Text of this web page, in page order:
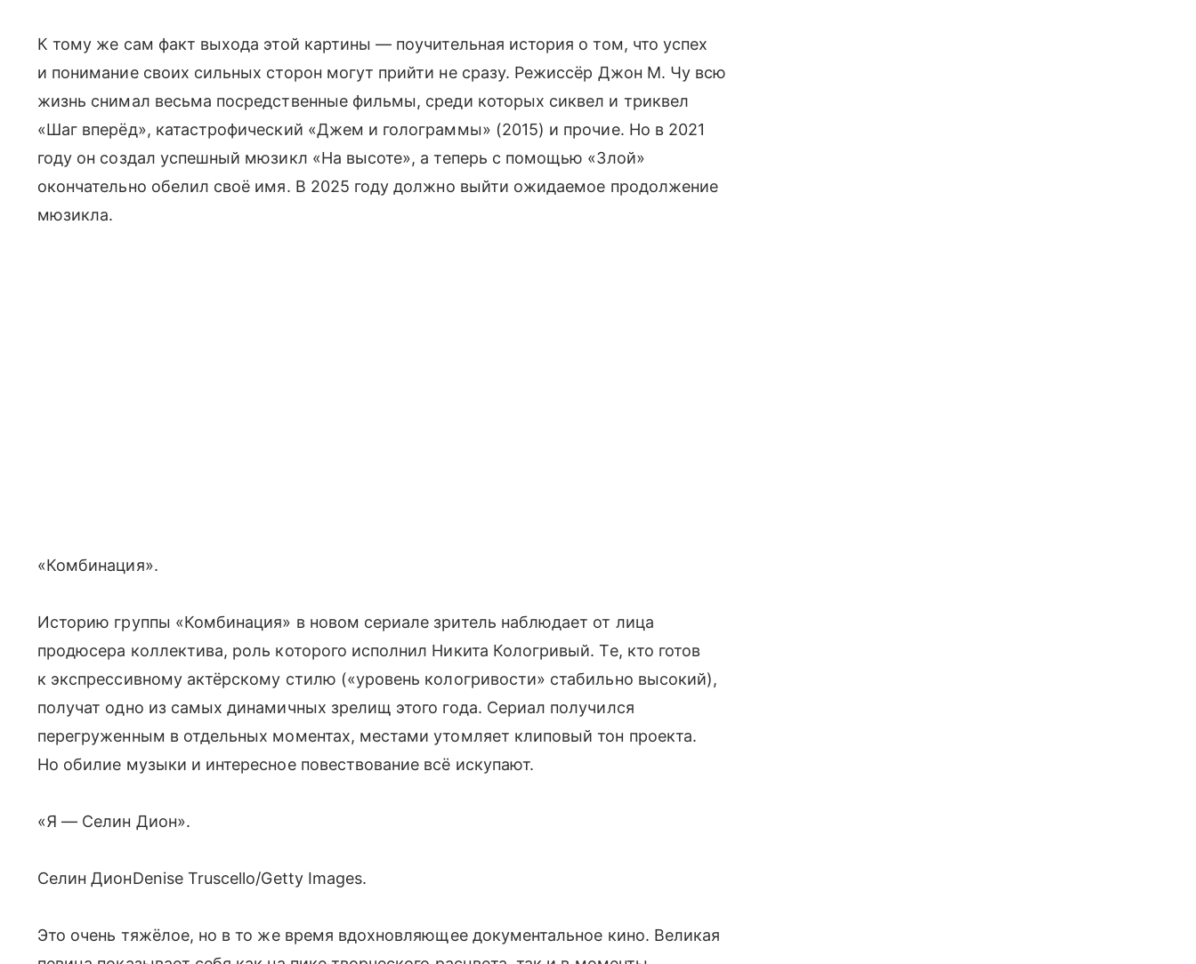
К тому же сам факт выхода этой картины — поучительная история о том, что успех
и понимание своих сильных сторон могут прийти не сразу. Режиссёр Джон М. Чу всю
жизнь снимал весьма посредственные фильмы, среди которых сиквел и триквел
«Шаг вперёд», катастрофический «Джем и голограммы» (2015) и прочие. Но в 2021
году он создал успешный мюзикл «На высоте», а теперь с помощью «Злой»
окончательно обелил своё имя. В 2025 году должно выйти ожидаемое продолжение
мюзикла.
«Комбинация».
Историю группы «Комбинация» в новом сериале зритель наблюдает от лица
продюсера коллектива, роль которого исполнил Никита Кологривый. Те, кто готов
к экспрессивному актёрскому стилю («уровень кологривости» стабильно высокий),
получат одно из самых динамичных зрелищ этого года. Сериал получился
перегруженным в отдельных моментах, местами утомляет клиповый тон проекта.
Но обилие музыки и интересное повествование всё искупают.
«Я — Селин Дион».
Селин ДионDenise Truscello/Getty Images.
Это очень тяжёлое, но в то же время вдохновляющее документальное кино. Великая